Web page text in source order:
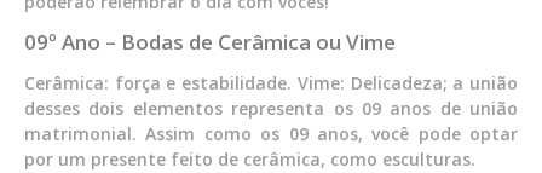
09º Ano – Bodas de Cerâmica ou Vime
Cerâmica: força e estabilidade. Vime: Delicadeza; a união
desses dois elementos representa os 09 anos de união
matrimonial. Assim como os 09 anos, você pode optar
por um presente feito de cerâmica, como esculturas.